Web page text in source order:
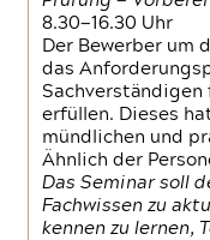
8.30—16.30 Uhr
Der Bewerber um
das
Sachverständigen
erfüllen. Dieses
mündlichen und
Ähnlich der
Das Seminar soll
Fachwissen zu
kennen zu lernen,